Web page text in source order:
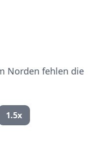
Norden fehlen die
1.5x